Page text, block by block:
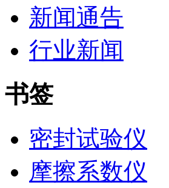
新闻通告
行业新闻
书签
密封试验仪
摩擦系数仪